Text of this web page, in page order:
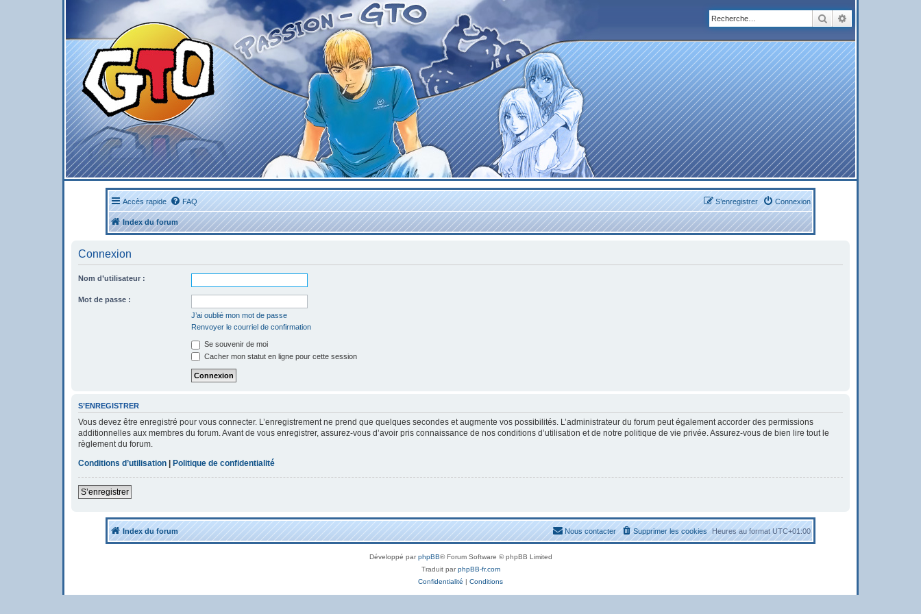
Rechercher
Accès rapide FAQ Connexion
S’enregistrer
Index du forum
Connexion
Nom d’utilisateur :
Mot de passe :
J’ai oublié mon mot de passe
Renvoyer le courriel de confirmation
Se souvenir de moi
Cacher mon statut en ligne pour cette session
S’ENREGISTRER
Vous devez être enregistré pour vous connecter. L’enregistrement ne prend que quelques secondes et augmente vos possibilités. L’administrateur du forum peut également accorder des permissions
additionnelles aux membres du forum. Avant de vous enregistrer, assurez-vous d’avoir pris connaissance de nos conditions d’utilisation et de notre politique de vie privée. Assurez-vous de bien lire tout le
règlement du forum.
Conditions d’utilisation | Politique de confidentialité
S’enregistrer
Index du forum Heures au formatUTC+01:00
Supprimer les cookies
Nous contacter
Développé parphpBB® Forum Software © phpBB Limited
Traduit parphpBB-fr.com
Confidentialité | Conditions